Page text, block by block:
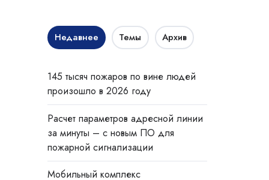
Недавнее Темы Архив
145 тысяч пожаров по вине людей
произошло в 2026 году
Расчет параметров адресной линии
за минуты – с новым ПО для
пожарной сигнализации
Мобильный комплекс